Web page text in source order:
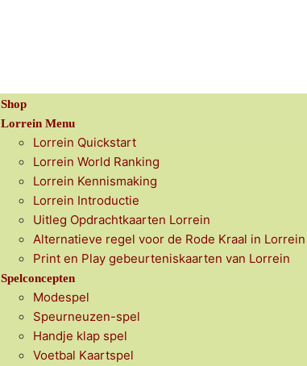
Shop
Lorrein Menu
Lorrein Quickstart
Lorrein World Ranking
Lorrein Kennismaking
Lorrein Introductie
Uitleg Opdrachtkaarten Lorrein
Alternatieve regel voor de Rode Kraal in Lorrein
Print en Play gebeurteniskaarten van Lorrein
Spelconcepten
Modespel
Speurneuzen-spel
Handje klap spel
Voetbal Kaartspel